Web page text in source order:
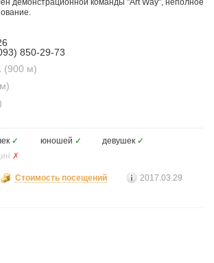
демонстрационной команды "Art Way", неполное
850-29-73
(900 м)
✓ юношей ✓ девушек ✓
✗
Стоимость посещений 2017.03.29